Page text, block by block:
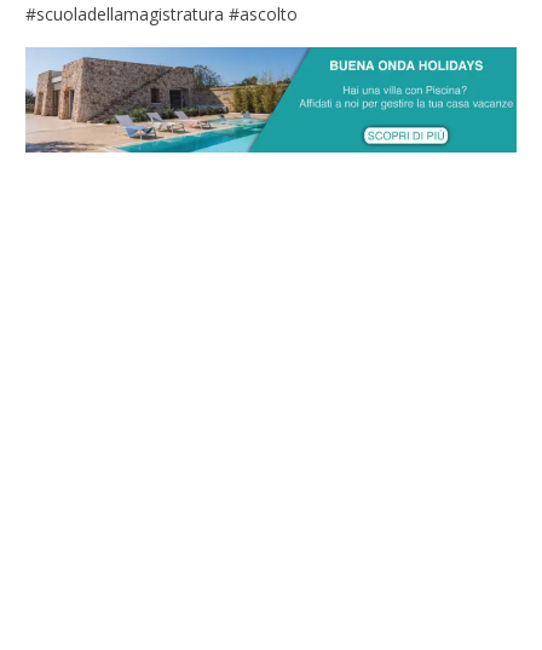
#scuoladellamagistratura #ascolto